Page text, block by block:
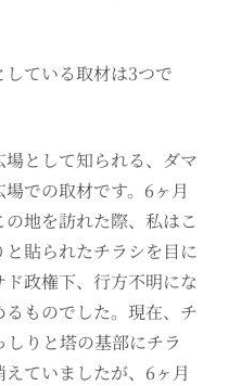
ている取材は3つで
として知られる、ダマ
での取材です。6ヶ月
地を訪れた際、私はこ
貼られたチラシを目に
政権下、行方不明にな
ものでした。現在、チ
りと塔の基部にチラ
ていましたが、6ヶ月